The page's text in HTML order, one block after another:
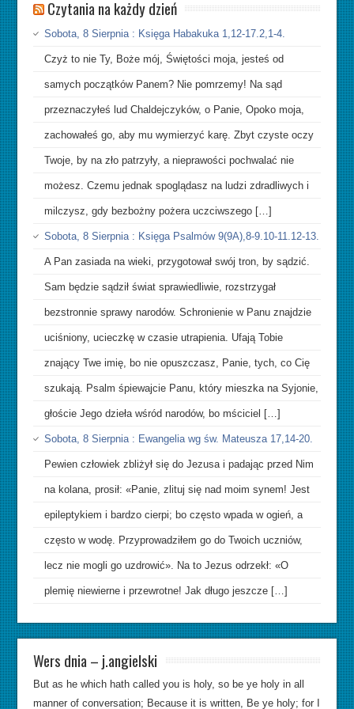
Czytania na każdy dzień
Sobota, 8 Sierpnia : Księga Habakuka 1,12-17.2,1-4.
Czyż to nie Ty, Boże mój, Świętości moja, jesteś od
samych początków Panem? Nie pomrzemy! Na sąd
przeznaczyłeś lud Chaldejczyków, o Panie, Opoko moja,
zachowałeś go, aby mu wymierzyć karę. Zbyt czyste oczy
Twoje, by na zło patrzyły, a nieprawości pochwalać nie
możesz. Czemu jednak spoglądasz na ludzi zdradliwych i
milczysz, gdy bezbożny pożera uczciwszego […]
Sobota, 8 Sierpnia : Księga Psalmów 9(9A),8-9.10-11.12-13.
A Pan zasiada na wieki, przygotował swój tron, by sądzić.
Sam będzie sądził świat sprawiedliwie, rozstrzygał
bezstronnie sprawy narodów. Schronienie w Panu znajdzie
uciśniony, ucieczkę w czasie utrapienia. Ufają Tobie
znający Twe imię, bo nie opuszczasz, Panie, tych, co Cię
szukają. Psalm śpiewajcie Panu, który mieszka na Syjonie,
głoście Jego dzieła wśród narodów, bo mściciel […]
Sobota, 8 Sierpnia : Ewangelia wg św. Mateusza 17,14-20.
Pewien człowiek zbliżył się do Jezusa i padając przed Nim
na kolana, prosił: «Panie, zlituj się nad moim synem! Jest
epileptykiem i bardzo cierpi; bo często wpada w ogień, a
często w wodę. Przyprowadziłem go do Twoich uczniów,
lecz nie mogli go uzdrowić». Na to Jezus odrzekł: «O
plemię niewierne i przewrotne! Jak długo jeszcze […]
Wers dnia – j.angielski
But as he which hath called you is holy, so be ye holy in all
manner of conversation; Because it is written, Be ye holy; for I